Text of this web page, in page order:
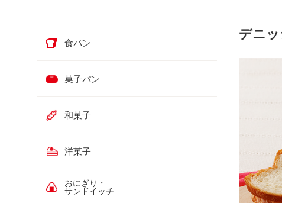
食パン
菓子パン
和菓子
洋菓子
おにぎり・
サンドイッチ
デニ